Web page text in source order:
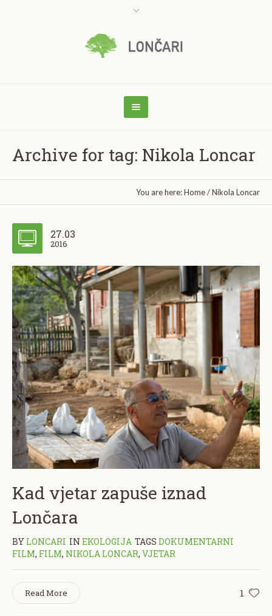
Archive for tag: Nikola Loncar
You are here:Home/Nikola Loncar
27.03
2016
Kad vjetar zapuše iznad
Lončara
BY LONCARI IN EKOLOGIJA TAGS DOKUMENTARNI
FILM, FILM, NIKOLA LONCAR, VJETAR
1
Read More